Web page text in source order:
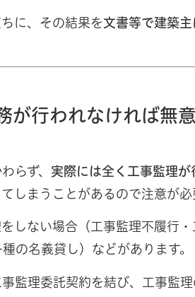
に、その結果を文書等で建築主
が行われなければ無意
らず、 実際には全く工事監理が
てしまうことがあるので注意が必
しない場合（工事監理不履行
の名義貸し）などがあります。
監理委託契約を結び、工事監理